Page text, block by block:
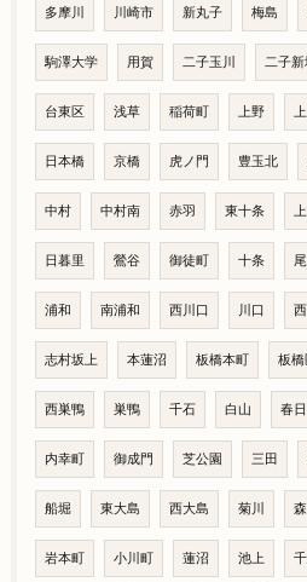
多摩川 川崎市 新丸子 梅島
駒澤大学 用賀 二子玉川 二子新
台東区 浅草 稲荷町 上野
日本橋 京橋 虎ノ門 豊玉北
中村 中村南 赤羽 東十条
日暮里 鶯谷 御徒町 十条
浦和 南浦和 西川口 川口
志村坂上 本蓮沼 板橋本町 板橋
西巣鴨 巣鴨 千石 白山 春日
内幸町 御成門 芝公園 三田
船堀 東大島 西大島 菊川
岩本町 小川町 蓮沼 池上